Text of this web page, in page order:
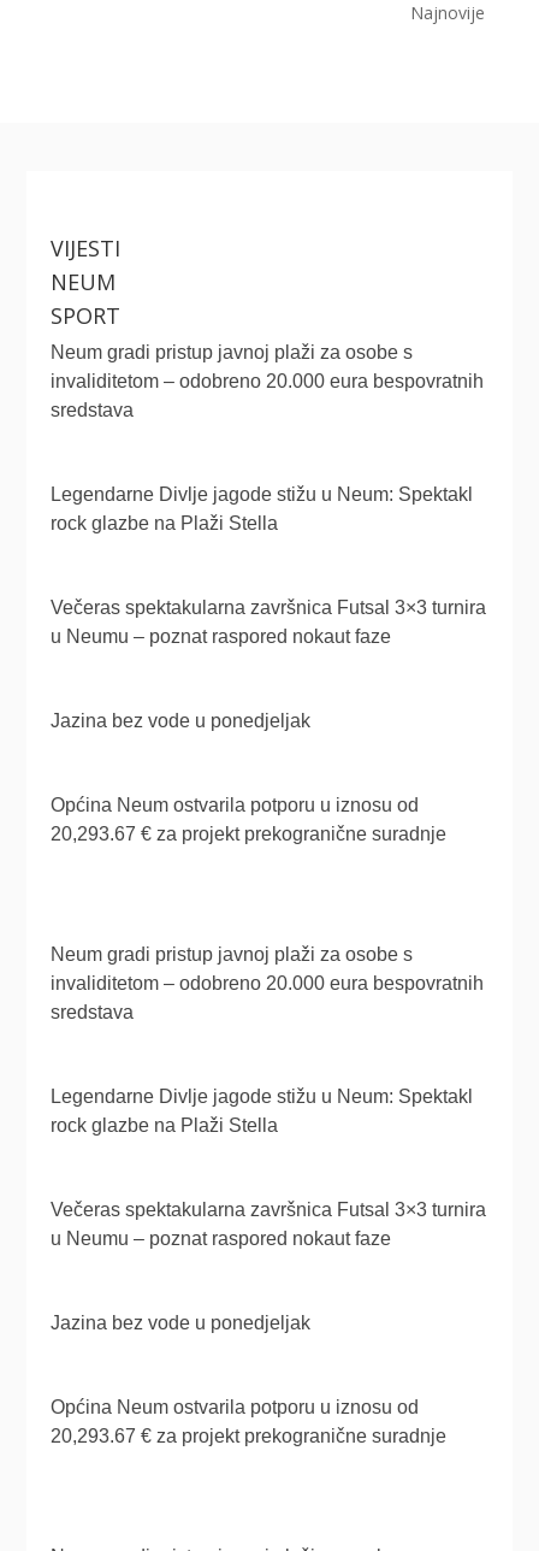
Najnovije
VIJESTI
NEUM
SPORT
Neum gradi pristup javnoj plaži za osobe s
invaliditetom – odobreno 20.000 eura bespovratnih
sredstava
Legendarne Divlje jagode stižu u Neum: Spektakl
rock glazbe na Plaži Stella
Večeras spektakularna završnica Futsal 3×3 turnira
u Neumu – poznat raspored nokaut faze
Jazina bez vode u ponedjeljak
Općina Neum ostvarila potporu u iznosu od
20,293.67 € za projekt prekogranične suradnje
Neum gradi pristup javnoj plaži za osobe s
invaliditetom – odobreno 20.000 eura bespovratnih
sredstava
Legendarne Divlje jagode stižu u Neum: Spektakl
rock glazbe na Plaži Stella
Večeras spektakularna završnica Futsal 3×3 turnira
u Neumu – poznat raspored nokaut faze
Jazina bez vode u ponedjeljak
Općina Neum ostvarila potporu u iznosu od
20,293.67 € za projekt prekogranične suradnje